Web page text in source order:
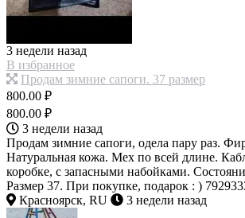
3 недели назад
В избранное
Продам зимние сапоги. 37 размер
800.00 ₽
800.00 ₽
3 недели назад
Продам зимние сапоги, одела пару раз.
Натуральная кожа. Мех по всей длине.
коробке, с запасными набойками.
Размер 37. При покупке, подарок : )
Красноярск, RU
3 недели назад